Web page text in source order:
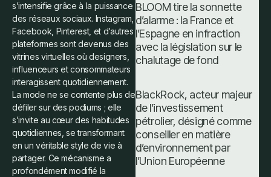
s’intensifie grâce à la puissance
des réseaux sociaux. Instagram,
Facebook, Pinterest, et d’autres
plateformes sont devenus des
vitrines virtuelles où designers,
influenceurs et consommateurs
interagissent quotidiennement.
La mode ne se contente plus de
défiler sur des podiums ; elle
s’invite au cœur des habitudes
quotidiennes, se transformant
en un véritable style de vie à
partager. Ce mécanisme a
profondément modifié la
BLOOM tire la sonnette
d’alarme : la France et
l’Espagne en infraction
avec la législation sur le
chalutage de fond
BlackRock, acteur majeur
de l’investissement
pétrolier, désigné comme
conseiller en matière
d’environnement par
l’Union Européenne